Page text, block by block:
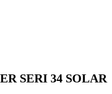
SERI 34 SOLAR